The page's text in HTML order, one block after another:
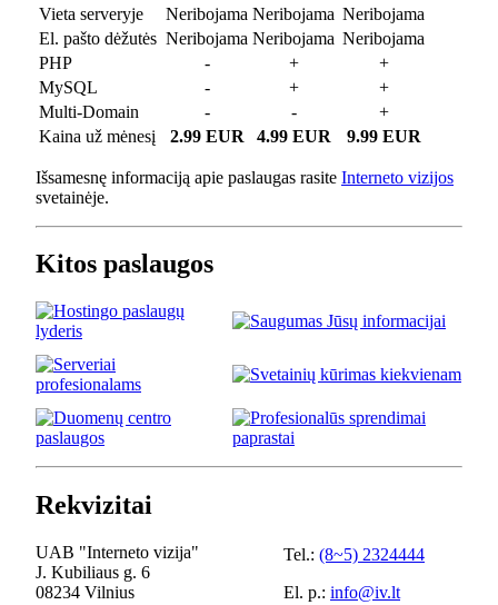
Vieta serveryje
Neribojama Neribojama Neribojama
El. pašto dėžutės Neribojama Neribojama Neribojama
PHP
- +
+
MySQL
- +
+
Multi-Domain
- -
+
Kaina už mėnesį
2.99 EUR 4.99 EUR 9.99 EUR
Išsamesnę informaciją apie paslaugas rasite Interneto vizijos
svetainėje.
Kitos paslaugos
Rekvizitai
UAB "Interneto vizija"
J. Kubiliaus g. 6
08234 Vilnius
Tel.: (8~5) 2324444
El. p.: info@iv.lt